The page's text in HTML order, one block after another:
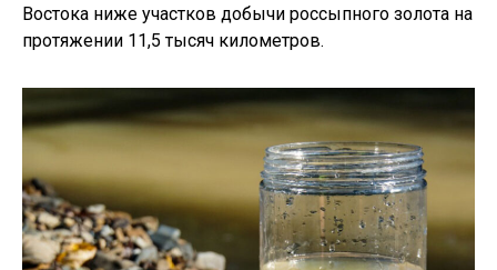
Востока ниже участков добычи россыпного золота на
протяжении 11,5 тысяч километров.